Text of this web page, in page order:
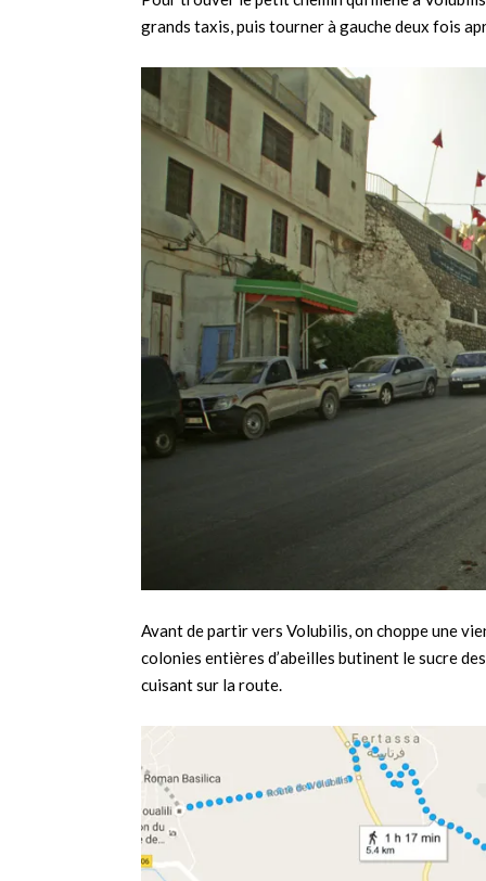
grands taxis, puis tourner à gauche deux fois
Avant de partir vers Volubilis, on choppe une
colonies entières d’abeilles butinent le sucre
cuisant sur la route.